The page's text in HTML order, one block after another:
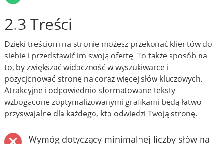
2.3 Treści
Dzięki treściom na stronie możesz przekonać klientów do
siebie i przedstawić im swoją ofertę. To także sposób na
to, by zwiększać widoczność w wyszukiwarce i
pozycjonować stronę na coraz więcej słów kluczowych.
Atrakcyjne i odpowiednio sformatowane teksty
wzbogacone zoptymalizowanymi grafikami będą łatwo
przyswajalne dla każdego, kto odwiedzi Twoją stronę.
Wymóg dotyczący minimalnej liczby słów na